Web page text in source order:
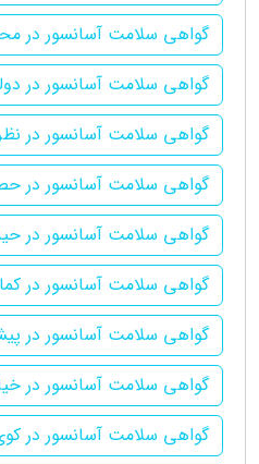
گواهی سلامت آسانسور در
گواهی سلامت آسانسور در
گواهی سلامت آسانسور در
گواهی سلامت آسانسور در
گواهی سلامت آسانسور در
گواهی سلامت آسانسور در
گواهی سلامت آسانسور در
گواهی سلامت آسانسور در
گواهی سلامت آسانسور در